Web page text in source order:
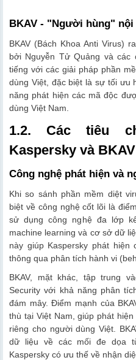
BKAV - "Người hùng" nội
BKAV (Bách Khoa Anti Virus)
bởi Nguyễn Tử Quảng và các
tiếng với các giải pháp phần
dùng Việt, đặc biệt là sự tối ưu
năng phát hiện các mã độc
dùng Việt Nam.
1.2. Các tiêu
Kaspersky và BKAV
Công nghệ phát hiện và
Khi so sánh phần mềm diệt
biệt về công nghệ cốt lõi là
sử dụng công nghệ đa lớp
machine learning và cơ sở dữ
này giúp Kaspersky phát
thông qua phân tích hành vi
BKAV, mặt khác, tập trung
Security với khả năng phân
đám mây. Điểm mạnh của
thù tại Việt Nam, giúp phát
riêng cho người dùng Việt.
dữ liệu về các mối đe dọa
Kaspersky có ưu thế về nhận